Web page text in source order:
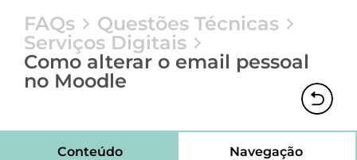
FAQs
Questões Técnicas
Serviços Digitais
Como alterar o email pessoal
no Moodle
Conteúdo Navegação